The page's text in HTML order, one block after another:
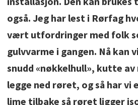
også. Jeg har lest i Rørfag
vært utfordringer med folk
gulvvarme i gangen. Nå kan
snudd «nøkkelhull», kutte av
legge ned røret, og så har vi
lime tilbake så røret ligger